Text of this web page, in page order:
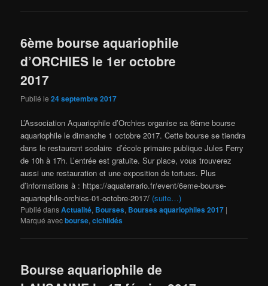
6ème bourse aquariophile
d’ORCHIES le 1er octobre
2017
Publié le24 septembre 2017
L’Association Aquariophile d’Orchies organise sa 6ème bourse
aquariophile le dimanche 1 octobre 2017. Cette bourse se tiendra
dans le restaurant scolaire d’école primaire publique Jules Ferry
de 10h à 17h. L’entrée est gratuite. Sur place, vous trouverez
aussi une restauration et une exposition de tortues. Plus
d’informations à : https://aquaterrario.fr/event/6eme-bourse-
aquariophile-orchies-01-octobre-2017/ (suite…)
Publié dansActualité, Bourses, Bourses aquariophiles 2017 |
Marqué avecbourse,cichlidés
Bourse aquariophile de